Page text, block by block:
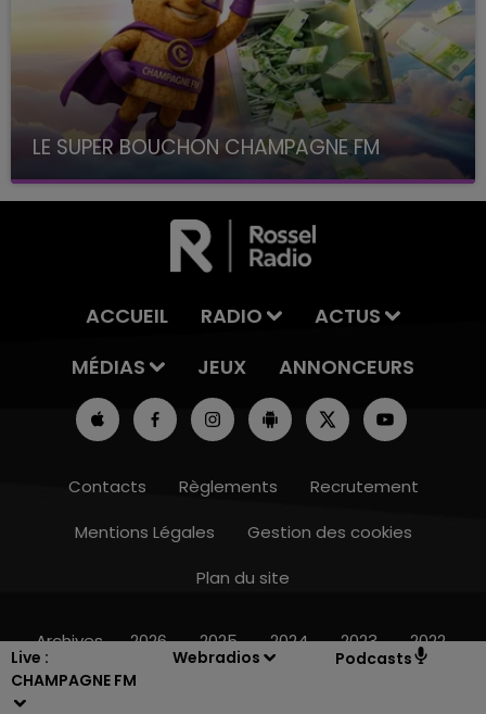
Live :
CHAMPAGNE FM
Webradios Podcasts
10h00 - 14h00
LE SUPER BOUCHON CHAMPAGNE FM
avec La Famille Champagne FM, à 8H10
ACCUEIL RADIO
ACTUS
MÉDIAS
JEUX ANNONCEURS
Contacts Règlements
Recrutement
Mentions Légales
Gestion des cookies
Plan du site
Archives 2026 2025 2024 2023 2022